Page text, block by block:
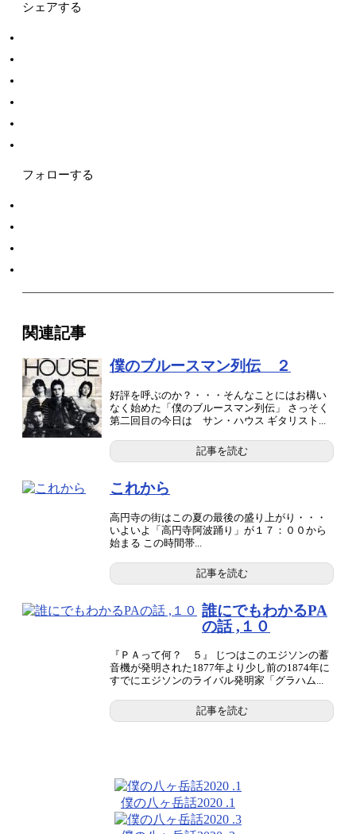
シェアする
フォローする
関連記事
僕のブルースマン列伝 ２
好評を呼ぶのか？・・・そんなことにはお構い
なく始めた「僕のブルースマン列伝」 さっそく
第二回目の今日は サン・ハウス ギタリスト...
記事を読む
これから
高円寺の街はこの夏の最後の盛り上がり・・・
いよいよ「高円寺阿波踊り」が１７：００から
始まる この時間帯...
記事を読む
誰にでもわかるPA
の話 ,１０
『ＰＡって何？ ５』 じつはこのエジソンの蓄
音機が発明された1877年より少し前の1874年に
すでにエジソンのライバル発明家「グラハム...
記事を読む
僕の八ヶ岳話2020 .1